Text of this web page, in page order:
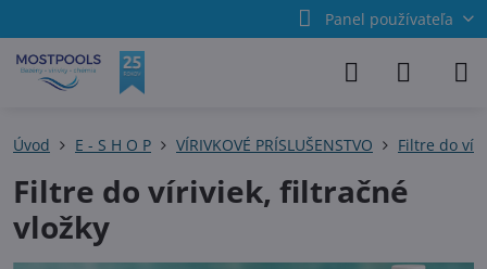
Panel používateľa
Úvod E - S H O P VÍRIVKOVÉ PRÍSLUŠENSTVO Filtre do
Filtre do víriviek, filtračné
vložky